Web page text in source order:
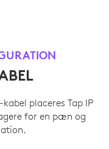
placeres Tap IP
for en pæn og